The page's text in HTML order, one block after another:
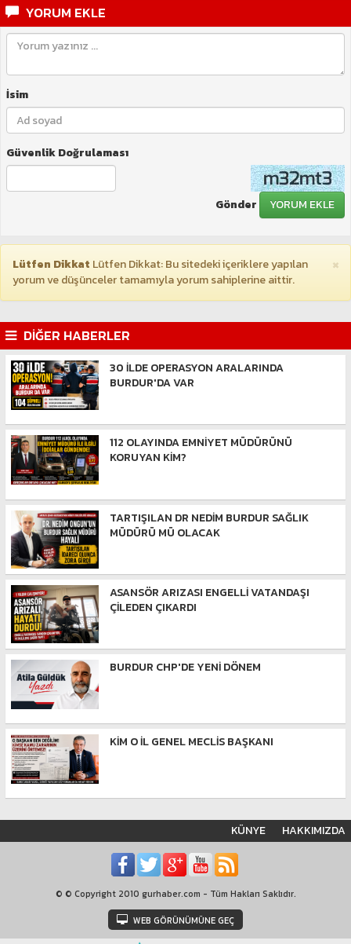
YORUM EKLE
İsim
Güvenlik Doğrulaması
Gönder YORUM EKLE
×
Lütfen Dikkat Lütfen Dikkat: Bu sitedeki içeriklere yapılan
yorum ve düşünceler tamamıyla yorum sahiplerine aittir.
DİĞER HABERLER
30 İLDE OPERASYON ARALARINDA
BURDUR'DA VAR
112 OLAYINDA EMNİYET MÜDÜRÜNÜ
KORUYAN KİM?
TARTIŞILAN DR NEDİM BURDUR SAĞLIK
MÜDÜRÜ MÜ OLACAK
ASANSÖR ARIZASI ENGELLİ VATANDAŞI
ÇİLEDEN ÇIKARDI
BURDUR CHP'DE YENİ DÖNEM
KİM O İL GENEL MECLİS BAŞKANI
KÜNYE HAKKIMIZDA
© © Copyright 2010 gurhaber.com - Tüm Hakları Saklıdır.
WEB GÖRÜNÜMÜNE GEÇ